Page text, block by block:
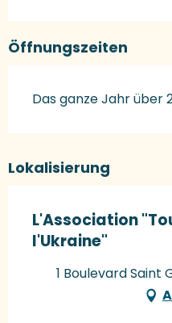
Öffnungszeiten
Das ganze Jahr über
Lokalisierung
L'Association
l'Ukraine"
1 Boulevard Saint